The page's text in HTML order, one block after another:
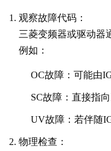
观察故障代码 ：
三菱变频器或驱动器
例如：
OC故障 ：可能由
SC故障 ：直接指
UV故障 ：若伴随
物理检查 ：